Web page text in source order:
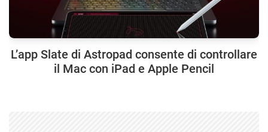
L’app Slate di Astropad consente di controllare
il Mac con iPad e Apple Pencil